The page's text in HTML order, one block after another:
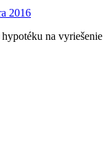
2016
na vyriešenie